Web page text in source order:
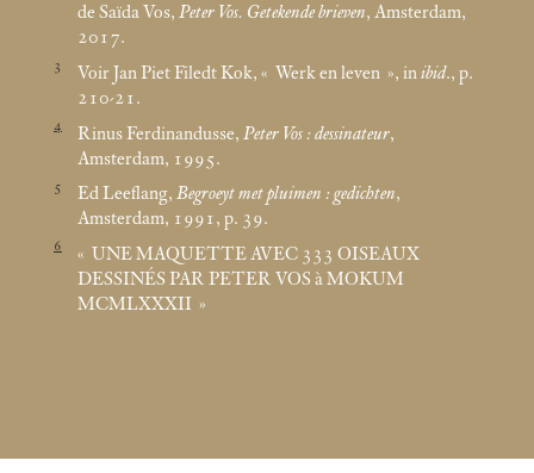
de Saïda Vos, Peter Vos. Getekende brieven, Amsterdam,
2017.
3 Voir Jan Piet Filedt Kok, « Werk en leven », inibid., p.
210-21.
4 Rinus Ferdinandusse, Peter Vos : dessinateur,
Amsterdam, 1995.
5 Ed Leeflang, Begroeyt met pluimen : gedichten,
Amsterdam, 1991, p. 39.
6 « UNE MAQUETTE AVEC 333 OISEAUX
DESSINÉS PAR PETER VOS à MOKUM
MCMLXXXII »